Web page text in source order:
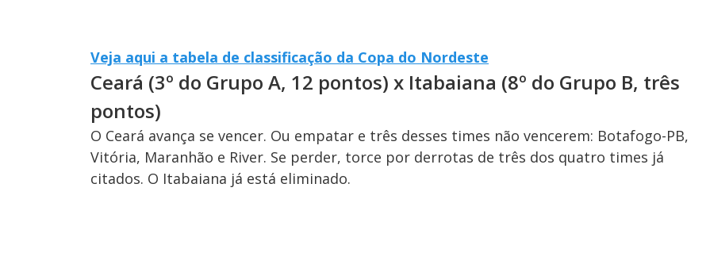
Veja aqui a tabela de classificação da Copa do Nordeste
Ceará (3º do Grupo A, 12 pontos) x Itabaiana (8º do Grupo B, três
pontos)
O Ceará avança se vencer. Ou empatar e três desses times não vencerem: Botafogo-PB,
Vitória, Maranhão e River. Se perder, torce por derrotas de três dos quatro times já
citados. O Itabaiana já está eliminado.